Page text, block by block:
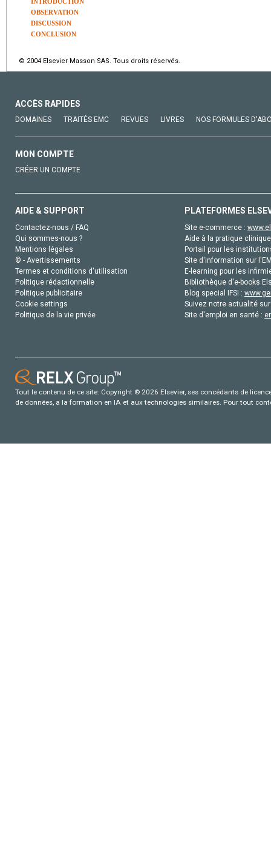
OBSERVATION
DISCUSSION
CONCLUSION
© 2004 Elsevier Masson SAS. Tous droits réservés.
ACCÈS RAPIDES
DOMAINES TRAITÉS EMC REVUES LIVRES NOS FORMULES
MON COMPTE
CRÉER UN COMPTE
AIDE & SUPPORT
Contactez-nous / FAQ
Qui sommes-nous ?
Mentions légales
© - Avertissements
Termes et conditions d'utilisation
Politique rédactionnelle
Politique publicitaire
Cookie settings
Politique de la vie privée
PLATEFORMES
Site e-commerce :
Aide à la pratique
Portail pour les
Site d'information sur
E-learning pour les
Bibliothèque d'e-books
Blog special IFSI :
Suivez notre actualité
Site d'emploi en santé :
Tout le contenu de ce site: Copyright © 2026 Elsevier, ses concédants de
de données, a la formation en IA et aux technologies similaires. Pour tout